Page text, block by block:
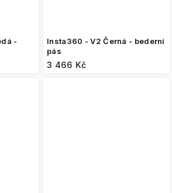
-
Insta360 - V2 Černá - bederní
pás
3 466 Kč